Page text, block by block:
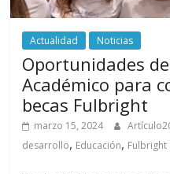
Actualidad Noticias
Oportunidades
Académico para
becas Fulbright
marzo 15, 2024
desarrollo, Educación, Fulbright